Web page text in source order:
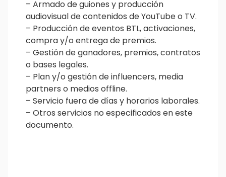
– Armado de guiones y producción
audiovisual de contenidos de YouTube o TV.
– Producción de eventos BTL, activaciones,
compra y/o entrega de premios.
– Gestión de ganadores, premios, contratos
o bases legales.
– Plan y/o gestión de influencers, media
partners o medios offline.
– Servicio fuera de días y horarios laborales.
– Otros servicios no especificados en este
documento.